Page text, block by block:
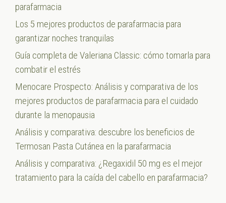
parafarmacia
Los 5 mejores productos de parafarmacia para
garantizar noches tranquilas
Guía completa de Valeriana Classic: cómo tomarla para
combatir el estrés
Menocare Prospecto: Análisis y comparativa de los
mejores productos de parafarmacia para el cuidado
durante la menopausia
Análisis y comparativa: descubre los beneficios de
Termosan Pasta Cutánea en la parafarmacia
Análisis y comparativa: ¿Regaxidil 50 mg es el mejor
tratamiento para la caída del cabello en parafarmacia?